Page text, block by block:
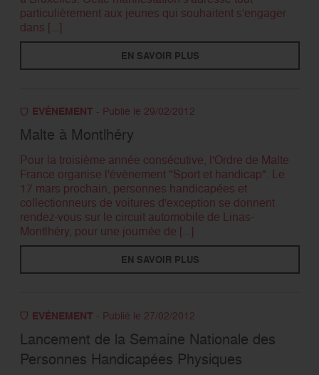
particulièrement aux jeunes qui souhaitent s'engager
dans [...]
EN SAVOIR PLUS
EVÉNEMENT - Publié le 29/02/2012
Malte à Montlhéry
Pour la troisième année consécutive, l'Ordre de Malte
France organise l'évènement "Sport et handicap". Le
17 mars prochain, personnes handicapées et
collectionneurs de voitures d'exception se donnent
rendez-vous sur le circuit automobile de Linas-
Montlhéry, pour une journée de [...]
EN SAVOIR PLUS
EVÉNEMENT - Publié le 27/02/2012
Lancement de la Semaine Nationale des
Personnes Handicapées Physiques